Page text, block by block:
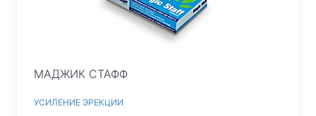
МАДЖИК СТАФФ
УСИЛЕНИЕ ЭРЕКЦИИ